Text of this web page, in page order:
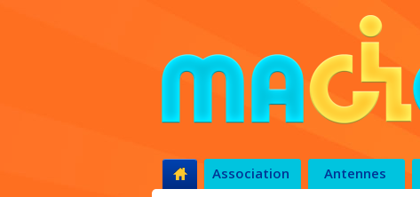
Association Antennes